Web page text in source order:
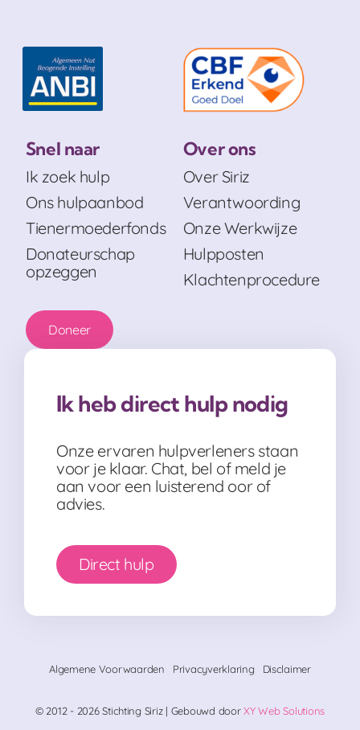
Snel naar
Ik zoek hulp
Ons hulpaanbod
Tienermoederfonds
Donateurschap
opzeggen
Doneer
Over ons
Over Siriz
Verantwoording
Onze Werkwijze
Hulpposten
Klachtenprocedure
Ik heb direct hulp nodig
Onze ervaren hulpverleners staan
voor je klaar. Chat, bel of meld je
aan voor een luisterend oor of
advies.
Direct hulp
Algemene Voorwaarden Privacyverklaring Disclaimer
© 2012 - 2026 Stichting Siriz | Gebouwd doorXY Web Solutions